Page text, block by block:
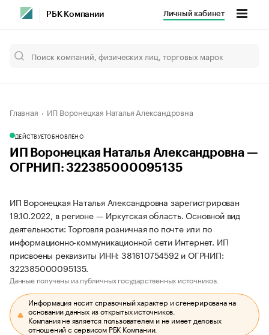
РБК Компании Личный кабинет
Главная ИП Воронецкая Наталья Александровна
ДЕЙСТВУЕТОБНОВЛЕНО
ИП Воронецкая Наталья Александровна —
ОГРНИП: 322385000095135
ИП Воронецкая Наталья Александровна зарегистрирован
19.10.2022, в регионе — Иркутская область. Основной вид
деятельности: Торговля розничная по почте или по
информационно-коммуникационной сети Интернет. ИП
присвоены реквизиты ИНН: 381610754592 и ОГРНИП:
322385000095135.
Данные получены из публичных государственных источников.
Информация носит справочный характер и сгенерирована на
основании данных из открытых источников.
Компания не является пользователем и не имеет деловых
отношений с сервисом РБК Компании.